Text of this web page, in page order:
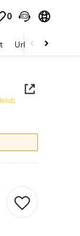
0
Urheilu & Ulkoilu